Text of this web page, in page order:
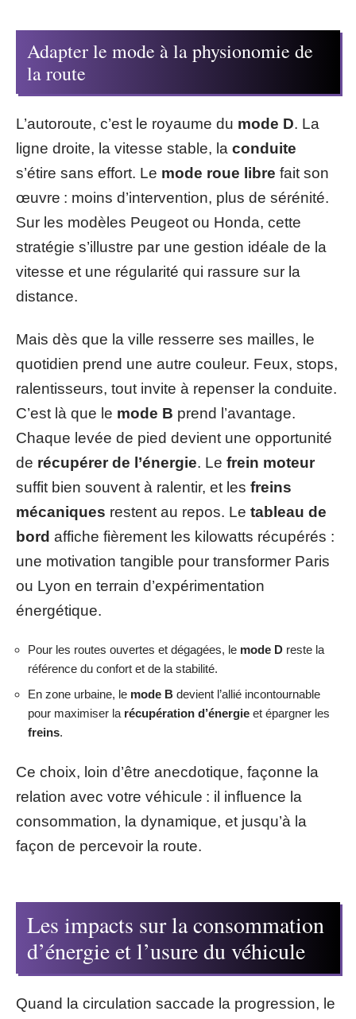
Adapter le mode à la physionomie de
la route
L’autoroute, c’est le royaume du mode D. La
ligne droite, la vitesse stable, la conduite
s’étire sans effort. Le mode roue libre fait son
œuvre : moins d’intervention, plus de sérénité.
Sur les modèles Peugeot ou Honda, cette
stratégie s’illustre par une gestion idéale de la
vitesse et une régularité qui rassure sur la
distance.
Mais dès que la ville resserre ses mailles, le
quotidien prend une autre couleur. Feux, stops,
ralentisseurs, tout invite à repenser la conduite.
C’est là que le mode B prend l’avantage.
Chaque levée de pied devient une opportunité
de récupérer de l’énergie. Le frein moteur
suffit bien souvent à ralentir, et les freins
mécaniques restent au repos. Le tableau de
bord affiche fièrement les kilowatts récupérés :
une motivation tangible pour transformer Paris
ou Lyon en terrain d’expérimentation
énergétique.
Pour les routes ouvertes et dégagées, le mode D reste la
référence du confort et de la stabilité.
En zone urbaine, le mode B devient l’allié incontournable
pour maximiser la récupération d’énergie et épargner les
freins.
Ce choix, loin d’être anecdotique, façonne la
relation avec votre véhicule : il influence la
consommation, la dynamique, et jusqu’à la
façon de percevoir la route.
Les impacts sur la consommation
d’énergie et l’usure du véhicule
Quand la circulation saccade la progression, le